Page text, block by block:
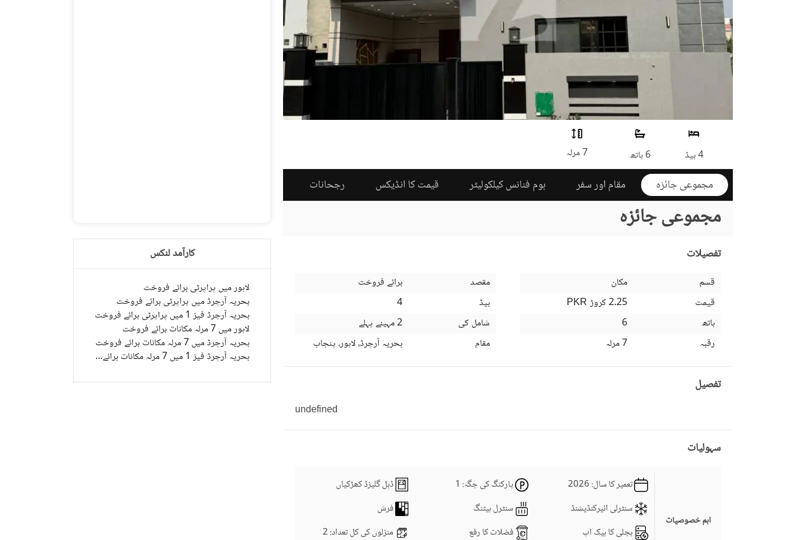
4 بیڈ 6 باتھ 7 مرلہ
مجموعی جائزہ مقام اور سفر ہوم فنانس کیلکولیٹر قیمت کا انڈیکس رجحانات
مجموعی جائزہ
تفصیلات
قسم
مکان
قیمت
PKR
2.25 کروڑ
باتھ
6
رقبہ
7 مرلہ
مقصد
برائے فروخت
بیڈ
4
شامل کی
2 مہینے پہلے
مقام
بحریہ آرچرڈ، لاہور، پنجاب
تفصیل
undefined
سہولیات
اہم خصوصیات
تعمیر کا سال: 2026 پارکنگ کی جگہ: 1
ڈبل گلیزڈ کھڑکیاں
سنٹرلی ائیرکنڈیشنڈ
سنٹرل ہیٹنگ
فرش
بجلی کا بیک اپ
فضلات کا رفع منزلوں کی کل تعداد: 2
کارآمد لنکس
لاہور میں پراپرٹی برائے فروخت
بحریہ آرچرڈ میں پراپرٹی برائے فروخت
بحریہ آرچرڈ فیز 1 میں پراپرٹی برائے فروخت
لاہور میں 7 مرلہ مکانات برائے فروخت
بحریہ آرچرڈ میں 7 مرلہ مکانات برائے فروخت
بحریہ آرچرڈ فیز 1 میں 7 مرلہ مکانات برائے فروخت